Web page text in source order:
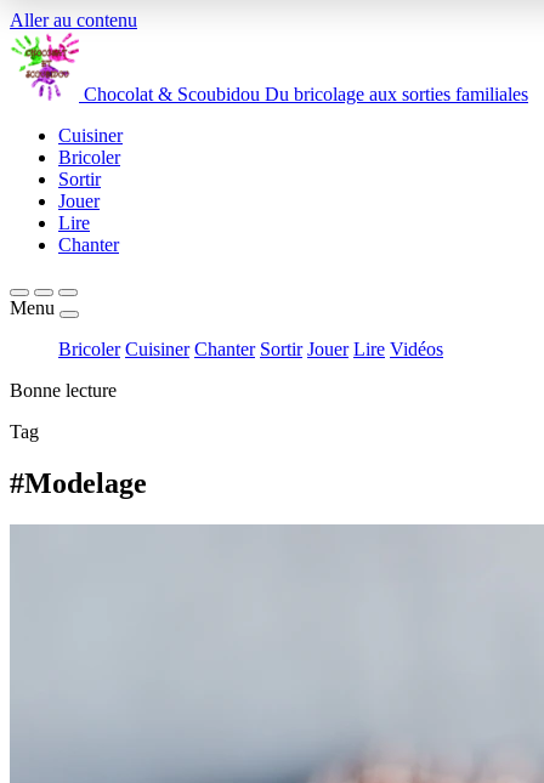
Aller au contenu
Chocolat & Scoubidou Du bricolage aux sorties familiales
Cuisiner
Bricoler
Sortir
Jouer
Lire
Chanter
Menu
Bricoler Cuisiner Chanter Sortir Jouer Lire Vidéos
Bonne lecture
Tag
#Modelage